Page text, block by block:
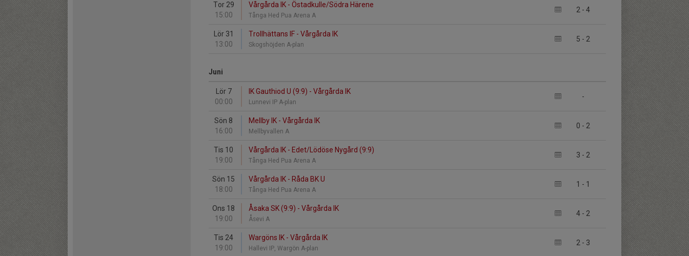
Tor 29
15:00
2 - 4
Vårgårda IK - Östadkulle/Södra Härene
Tånga Hed Pua Arena A
Lör 31
13:00
5 - 2
Trollhättans IF - Vårgårda IK
Skogshöjden A-plan
Juni
Lör 7
00:00
-
IK Gauthiod U (9:9) - Vårgårda IK
Lunnevi IP A-plan
Sön 8
16:00
0 - 2
Mellby IK - Vårgårda IK
Mellbyvallen A
Tis 10
19:00
3 - 2
Vårgårda IK - Edet/Lödöse Nygård (9:9)
Tånga Hed Pua Arena A
Sön 15
18:00
1 - 1
Vårgårda IK - Råda BK U
Tånga Hed Pua Arena A
Ons 18
19:00
4 - 2
Åsaka SK (9:9) - Vårgårda IK
Åsevi A
Tis 24
19:00
2 - 3
Wargöns IK - Vårgårda IK
Hallevi IP, Wargön A-plan